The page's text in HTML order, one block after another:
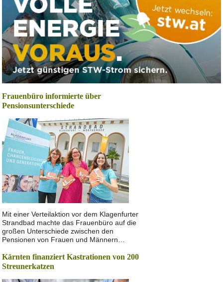
Frauenbüro informierte über
Pensionsunterschiede
Mit einer Verteilaktion vor dem Klagenfurter
Strandbad machte das Frauenbüro auf die
großen Unterschiede zwischen den
Pensionen von Frauen und Männern…
Kärnten finanziert Kastrationen von 200
Streunerkatzen